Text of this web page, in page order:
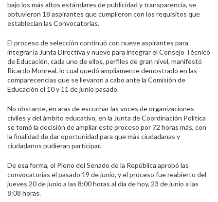
bajo los más altos estándares de publicidad y transparencia, se
obtuvieron 18 aspirantes que cumplieron con los requisitos que
establecían las Convocatorias.
El proceso de selección continuó con nueve aspirantes para
integrar la Junta Directiva y nueve para integrar el Consejo Técnico
de Educación, cada uno de ellos, perfiles de gran nivel, manifestó
Ricardo Monreal, lo cual quedó ampliamente demostrado en las
comparecencias que se llevaron a cabo ante la Comisión de
Educación el 10 y 11 de junio pasado.
No obstante, en aras de escuchar las voces de organizaciones
civiles y del ámbito educativo, en la Junta de Coordinación Política
se tomó la decisión de ampliar este proceso por 72 horas más, con
la finalidad de dar oportunidad para que más ciudadanas y
ciudadanos pudieran participar.
De esa forma, el Pleno del Senado de la República aprobó las
convocatorias el pasado 19 de junio, y el proceso fue reabierto del
jueves 20 de junio a las 8:00 horas al día de hoy, 23 de junio a las
8:08 horas.